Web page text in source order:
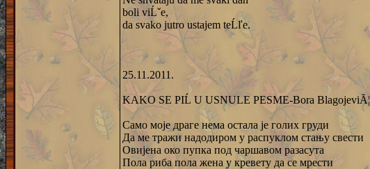
boli viĹˇe,
da svako jutro ustajem teĹľe.
25.11.2011.
KAKO SE PIĹ U USNULE PESME-Bora BlagojeviĂ¦
Само моје драге нема остала је голих груди
Да ме тражи надодиром у распуклом стању свести
Овијена око пупка под чаршавом разасута
Пола риба пола жена у кревету да се мрести